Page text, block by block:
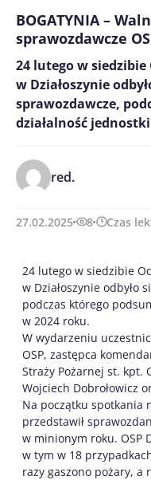
BOGATYNIA –
sprawozdawcze
24 lutego w
w Działoszynie
sprawozdawcze,
działalność
red.
27.02.2025 8 Czas
24 lutego w siedzibie
w Działoszynie odbyło
podczas którego
w 2024 roku.
W wydarzeniu
OSP, zastępca
Straży Pożarnej st. kpt.
Wojciech Dobrołowicz
Na początku spotkania
przedstawił
w minionym roku. OSP
w tym w 18
razy gaszono pożary, a